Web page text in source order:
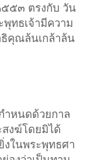
๕๓ ตรงกับ วัน
ทธเจ้ามีความ
คุณล้นเกล้าล้น
ำหนดด้วยกาล
งฆ์โดยมิได้
งในพระพุทธศา